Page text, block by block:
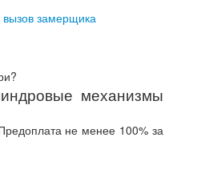
механизмы
не менее 100% за